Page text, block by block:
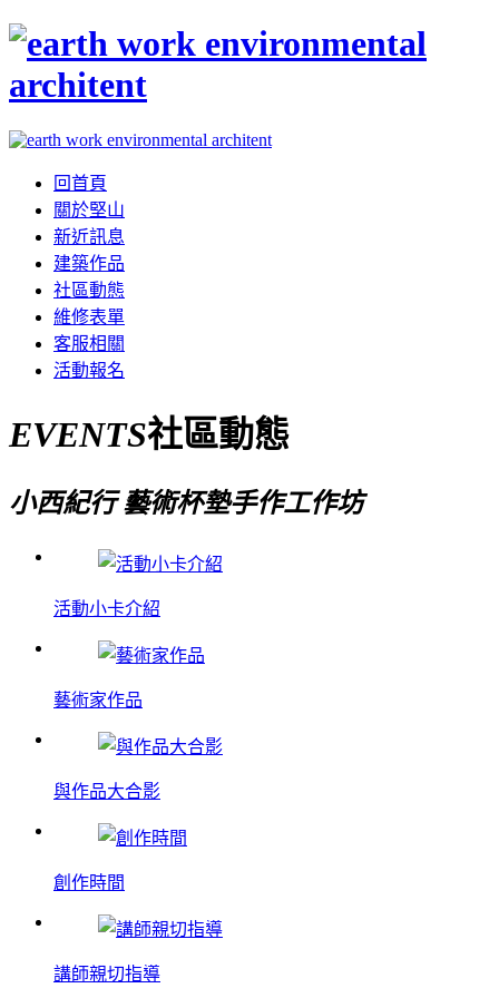
回首頁
關於堅山
新近訊息
建築作品
社區動態
維修表單
客服相關
活動報名
EVENTS社區動態
小西紀行 藝術杯墊手作工作坊
活動小卡介紹
藝術家作品
與作品大合影
創作時間
講師親切指導